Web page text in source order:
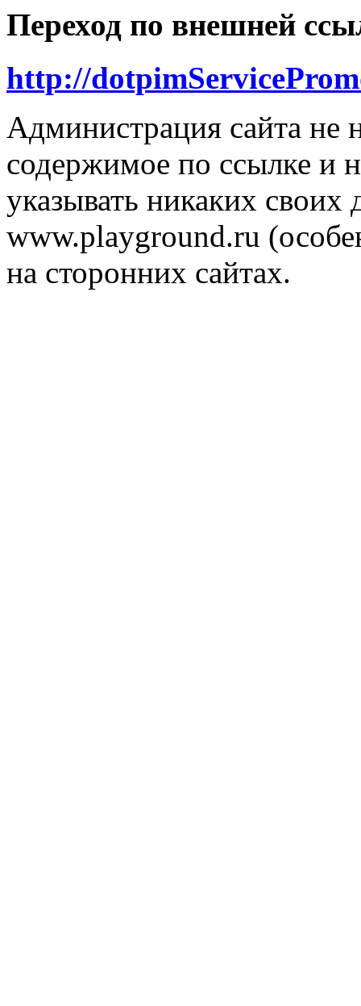
Переход по внешней
http://
Администрация сайта не
содержимое по ссылке и
указывать никаких
www.playground.ru
на сторонних сайтах.